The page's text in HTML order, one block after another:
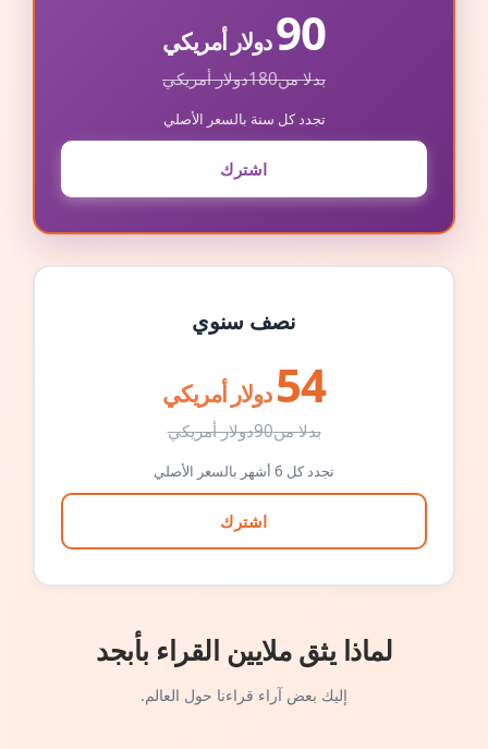
90دولار أمريكي
بدلا من180دولار أمريكي
تجدد كل سنة بالسعر الأصلي
اشترك
نصف سنوي
54 دولار أمريكي
بدلا من90دولار أمريكي
تجدد كل 6 أشهر بالسعر الأصلي
اشترك
لماذا يثق ملايين القراء بأبجد
إليك بعض آراء قراءنا حول العالم.